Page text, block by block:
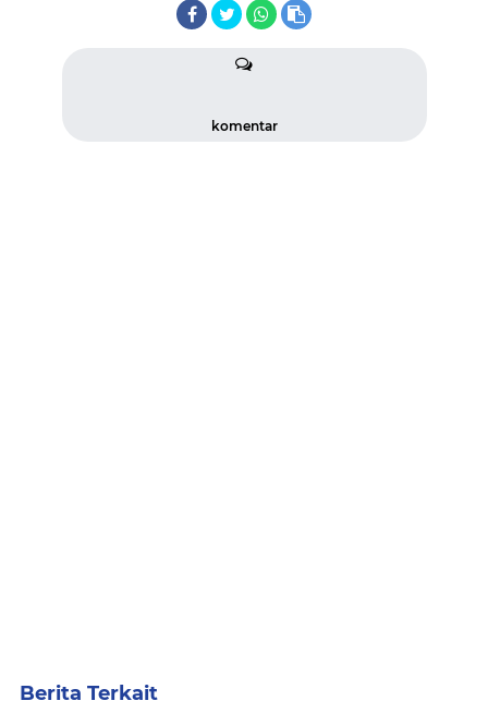
komentar
Berita Terkait